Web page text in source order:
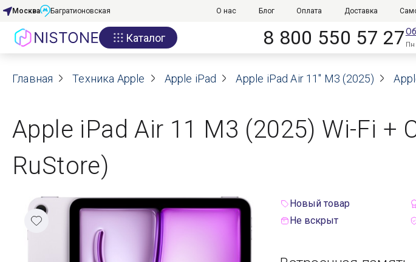
Акции
О нас
Реквизиты
Контакты
Гарантия
Москва Багратионовская О нас Блог Оплата Доставка
Каталог 8 800 550 57 27Пн
Главная Техника Apple Apple iPad Apple iPad Air 11" M3 (2025)
Apple iPad Air 11 M3 (2025) Wi-Fi +
RuStore)
Новый товар
Не вскрыт